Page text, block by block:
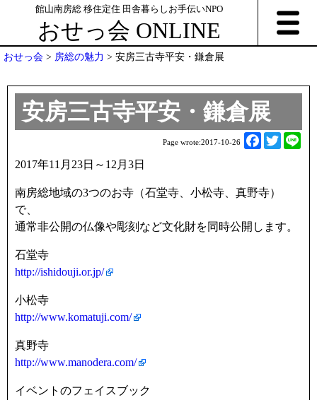
館山南房総 移住定住 田舎暮らしお手伝いNPO
おせっ会 ONLINE
おせっ会 > 房総の魅力 > 安房三古寺平安・鎌倉展
安房三古寺平安・鎌倉展
Page wrote:2017-10-26
F
e
o
T
e
2017年11月23日～12月3日
南房総地域の3つのお寺（石堂寺、小松寺、真野寺）
で、
通常非公開の仏像や彫刻など文化財を同時公開します。
石堂寺
http://ishidouji.or.jp/
小松寺
http://www.komatuji.com/
真野寺
http://www.manodera.com/
イベントのフェイスブック